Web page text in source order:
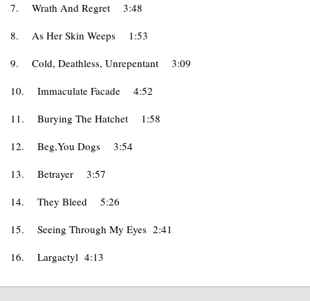
7.
Wrath And Regret
3:48
8.
As Her Skin Weeps
1:53
9.
Cold, Deathless, Unrepentant
3:09
10.
Immaculate Facade
4:52
11.
Burying The Hatchet
1:58
12.
Beg,You Dogs
3:54
13.
Betrayer
3:57
14.
They Bleed
5:26
15.
Seeing Through My Eyes 2:41
16.
Largactyl 4:13